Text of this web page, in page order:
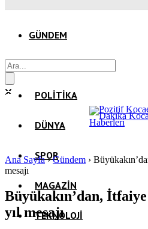
GÜNDEM
POLITIKA
DÜNYA
SPOR
MAGAZIN
TEKNOLOJI
Ana Sayfa›Gündem ›
mesajı
Büyükakın’dan,
yıl mesajı